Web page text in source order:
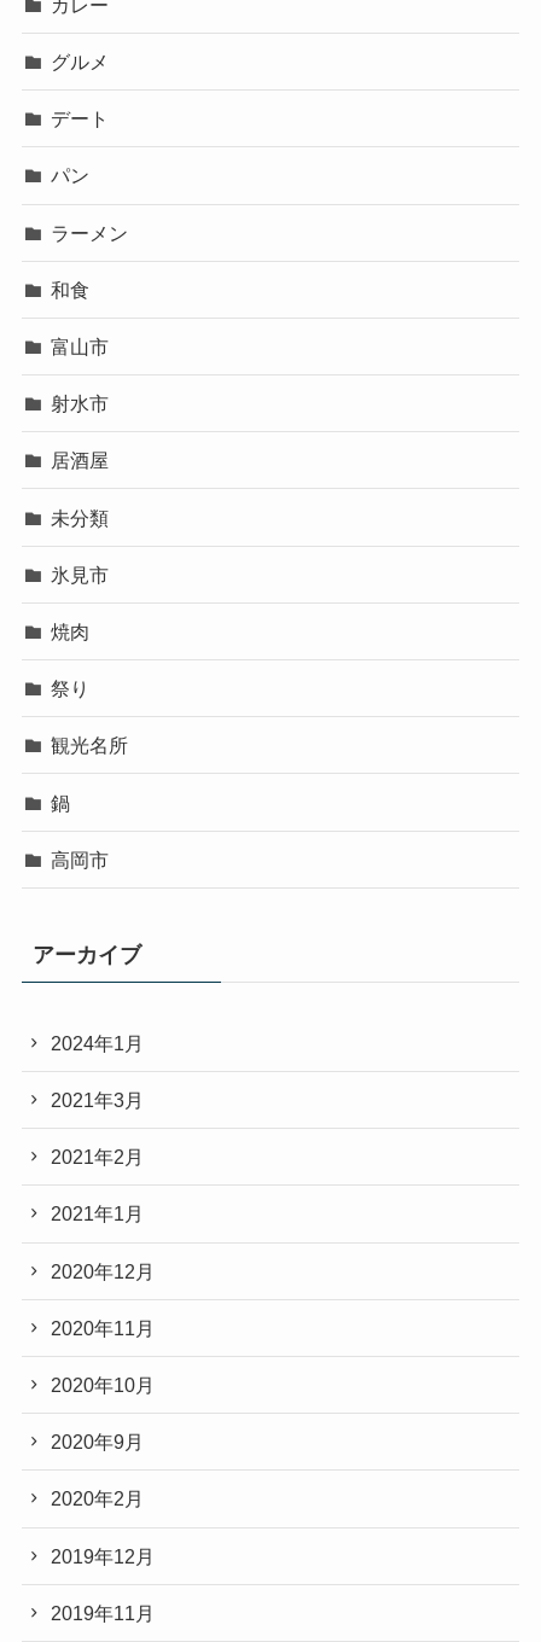
カレー
グルメ
デート
パン
ラーメン
和食
富山市
射水市
居酒屋
未分類
氷見市
焼肉
祭り
観光名所
鍋
高岡市
アーカイブ
2024年1月
2021年3月
2021年2月
2021年1月
2020年12月
2020年11月
2020年10月
2020年9月
2020年2月
2019年12月
2019年11月